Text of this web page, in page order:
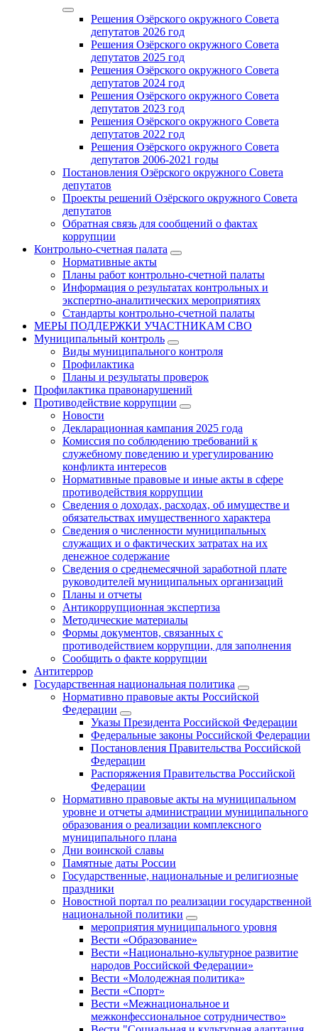
Решения Озёрского окружного Совета
депутатов 2026 год
Решения Озёрского окружного Совета
депутатов 2025 год
Решения Озёрского окружного Совета
депутатов 2024 год
Решения Озёрского окружного Совета
депутатов 2023 год
Решения Озёрского окружного Совета
депутатов 2022 год
Решения Озёрского окружного Совета
депутатов 2006-2021 годы
Постановления Озёрского окружного Совета
депутатов
Проекты решений Озёрского окружного Совета
депутатов
Обратная связь для сообщений о фактах
коррупции
Контрольно-счетная палата
Нормативные акты
Планы работ контрольно-счетной палаты
Информация о результатах контрольных и
экспертно-аналитических мероприятиях
Стандарты контрольно-счетной палаты
МЕРЫ ПОДДЕРЖКИ УЧАСТНИКАМ СВО
Муниципальный контроль
Виды муниципального контроля
Профилактика
Планы и результаты проверок
Профилактика правонарушений
Противодействие коррупции
Новости
Декларационная кампания 2025 года
Комиссия по соблюдению требований к
служебному поведению и урегулированию
конфликта интересов
Нормативные правовые и иные акты в сфере
противодействия коррупции
Сведения о доходах, расходах, об имуществе и
обязательствах имущественного характера
Сведения о численности муниципальных
служащих и о фактических затратах на их
денежное содержание
Сведения о среднемесячной заработной плате
руководителей муниципальных организаций
Планы и отчеты
Антикоррупционная экспертиза
Методические материалы
Формы документов, связанных с
противодействием коррупции, для заполнения
Сообщить о факте коррупции
Антитеррор
Государственная национальная политика
Нормативно правовые акты Российской
Федерации
Указы Президента Российской Федерации
Федеральные законы Российской Федерации
Постановления Правительства Российской
Федерации
Распоряжения Правительства Российской
Федерации
Нормативно правовые акты на муниципальном
уровне и отчеты администрации муниципального
образования о реализации комплексного
муниципального плана
Дни воинской славы
Памятные даты России
Государственные, национальные и религиозные
праздники
Новостной портал по реализации государственной
национальной политики
мероприятия муниципального уровня
Вести «Образование»
Вести «Национально-культурное развитие
народов Российской Федерации»
Вести «Молодежная политика»
Вести «Спорт»
Вести «Межнациональное и
межконфессиональное сотрудничество»